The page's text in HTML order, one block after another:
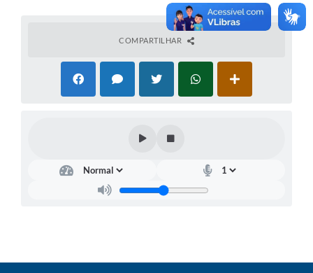
COMPARTILHAR